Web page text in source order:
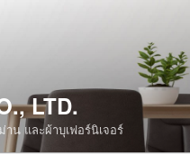
LTD.
าน และผ้าบุเฟอร์นิเจอร์